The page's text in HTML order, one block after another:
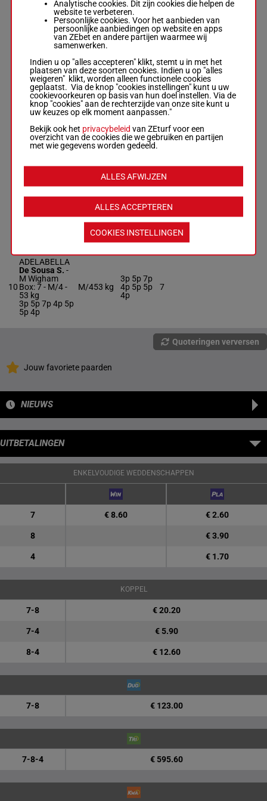
59.5 kg
1p 7p 5p 9p 3p
5p 3p 6p (23)
3p 1p 1p 7p
R/6kg
3p 6p (23)
3p 1p 1p
7p
9
VALKYRIAN
Osborne Mme
Saf.-Manuel
P. Badilla
Box: 6 -M/5 -
58.5 kg
6p 7p (23) 10p
5p 6p 10p 6p
M/558.5
kg
6p 7p (23)
10p 3p 6p
1p 7p 4p
5p 6p 10p
6p
6
Kent
Box: 4 -R/6 -
R/6
4p 6p 4p
6p 2p 7p
(23) 9p 2p
1p 1p 4p
6p
4
10
ADELABELLA
De Sousa S. -
M Wigham
Box: 7 - M/4 -
53 kg
3p 5p 7p 4p 5p
5p 4p
M/453 kg
3p 5p 7p
4p 5p 5p
4p
7
Quoteringen verversen
Jouw favoriete paarden
NIEUWS
UITBETALINGEN
ENKELVOUDIGE WEDDENSCHAPPEN
7 € 8.60 € 2.60
8 € 3.90
4 € 1.70
KOPPEL
7-8 € 20.20
7-4 € 5.90
8-4 € 12.60
7-8 € 123.00
7-8-4 € 595.60
Analytische cookies. Dit zijn cookies die helpen de
website te verbeteren.
Persoonlijke cookies. Voor het aanbieden van
persoonlijke aanbiedingen op website en apps
van ZEbet en andere partijen waarmee wij
samenwerken.
Indien u op "alles accepteren" klikt, stemt u in met het
plaatsen van deze soorten cookies. Indien u op "alles
weigeren" klikt, worden alleen functionele cookies
geplaatst. Via de knop "cookies instellingen" kunt u uw
cookievoorkeuren op basis van hun doel instellen. Via de
knop "cookies" aan de rechterzijde van onze site kunt u
uw keuzes op elk moment aanpassen."
Bekijk ook het privacybeleid van ZEturf voor een
overzicht van de cookies die we gebruiken en partijen
met wie gegevens worden gedeeld.
ALLES ACCEPTEREN
ALLES AFWIJZEN
COOKIES INSTELLINGEN